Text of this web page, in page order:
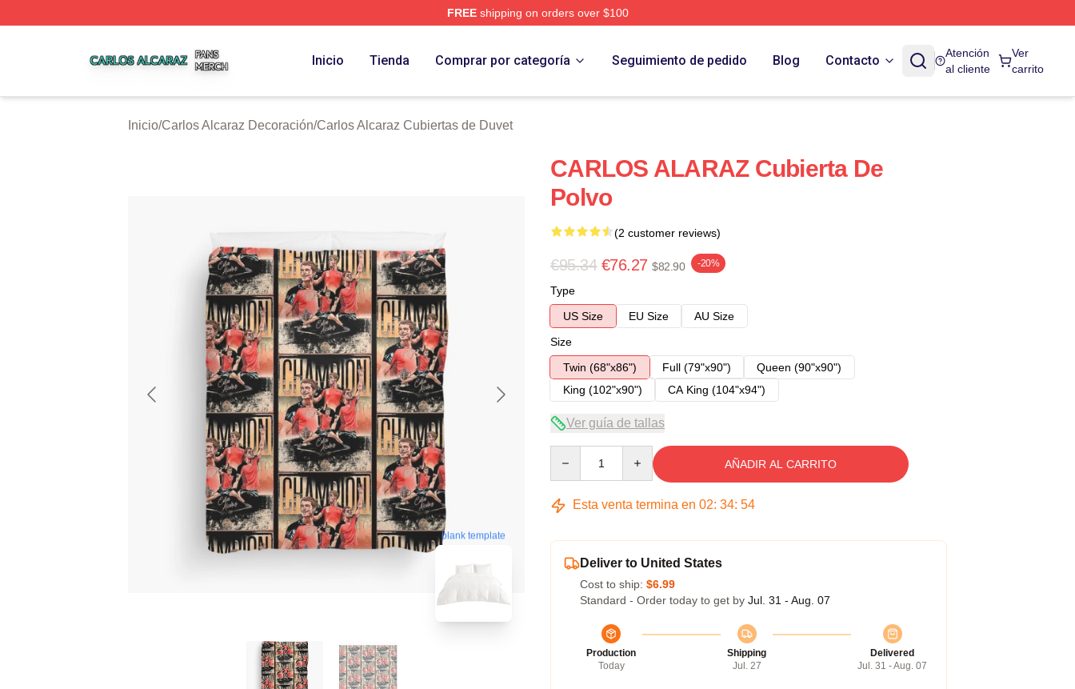
FREEshipping on orders over $100
Inicio Tienda Comprar por categoría Seguimiento de pedido Blog Contacto
Atención
al cliente
Ver
carrito
Inicio/Carlos Alcaraz Decoración/Carlos Alcaraz Cubiertas de Duvet
blank template
CARLOS ALARAZ Cubierta De
Polvo
(2 customer reviews)
€95.34 €76.27 $82.90 -20%
Type
US Size
EU Size
AU Size
Size
Twin (68"x86")
Full (79"x90")
Queen (90"x90")
King (102"x90")
CA King (104"x94")
Ver guía de tallas
AÑADIR AL CARRITO
Esta venta termina en 02: 34: 54
Deliver to United States
Cost to ship: $6.99
Standard - Order today to get by Jul. 31 - Aug. 07
Production
Today
Shipping
Jul. 27
Delivered
Jul. 31 - Aug. 07